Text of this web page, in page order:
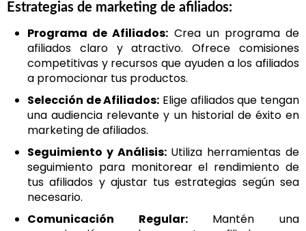
Estrategias de marketing de afiliados:
Programa de Afiliados: Crea un programa de
afiliados claro y atractivo. Ofrece comisiones
competitivas y recursos que ayuden a los afiliados
a promocionar tus productos.
Selección de Afiliados: Elige afiliados que tengan
una audiencia relevante y un historial de éxito en
marketing de afiliados.
Seguimiento y Análisis:Utiliza herramientas de
seguimiento para monitorear el rendimiento de
tus afiliados y ajustar tus estrategias según sea
necesario.
Comunicación Regular:Mantén una